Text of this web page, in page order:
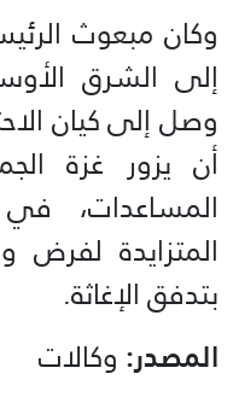
وكان مبعوث
إلى الشرق
وصل إلى كيان
أن يزور غزة
المساعدات،
المتزايدة
بتدفق الإغاثة.
المصدر: وكالات